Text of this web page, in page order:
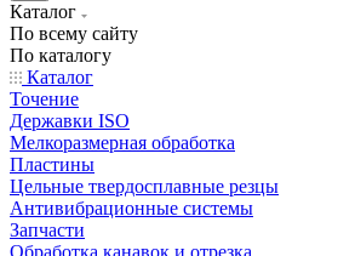
Каталог
По всему сайту
По каталогу
Каталог
Точение
Державки ISO
Мелкоразмерная обработка
Пластины
Цельные твердосплавные резцы
Антивибрационные системы
Запчасти
Обработка канавок и отрезка